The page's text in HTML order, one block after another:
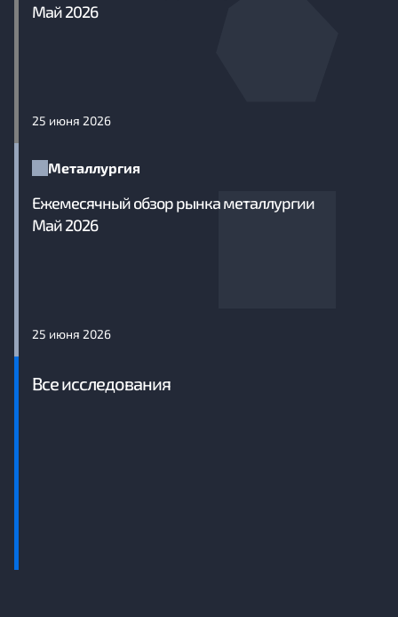
Май 2026
25 июня 2026
Металлургия
Ежемесячный обзор рынка металлургии
Май 2026
25 июня 2026
Все исследования